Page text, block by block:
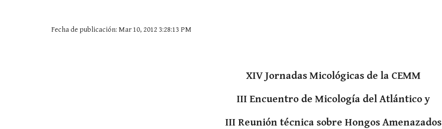
Fecha de publicación: Mar 10, 2012 3:28:13 PM
XIV Jornadas Micológicas de la CEMM
III Encuentro de Micología del Atlántico y
III Reunión técnica sobre Hongos Amenazados